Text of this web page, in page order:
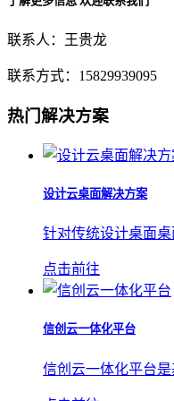
联系人：王贵龙
联系方式：15829939095
热门解决方案
设计云桌面解决方案
针对传统设计桌面
点击前往
信创云一体化平台
信创云一体化平台